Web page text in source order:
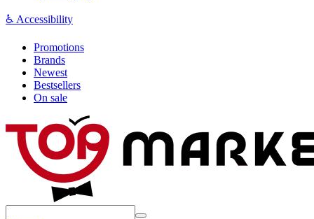
♿ Accessibility
Promotions
Brands
Newest
Bestsellers
On sale